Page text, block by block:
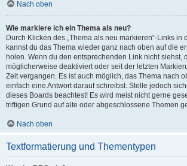
Nach oben
Wie markiere ich ein Thema als neu?
Durch Klicken des „Thema als neu markieren“-Links in
kannst du das Thema wieder ganz nach oben auf die
holen. Wenn du den entsprechenden Link nicht siehst,
möglicherweise deaktiviert oder seit der letzten
Zeit vergangen. Es ist auch möglich, das Thema nach
einfach eine Antwort darauf schreibst. Stelle jedoch
dieses Boards beachtest! Es wird meist nicht gerne
triftigen Grund auf alte oder abgeschlossene Themen
Nach oben
Textformatierung und Thementypen